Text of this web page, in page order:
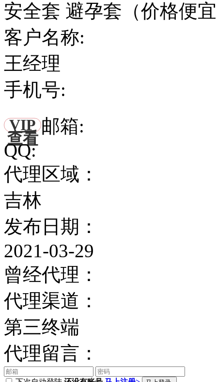
安全套 避孕套（价格便
客户名称:
王经理
手机号:
VIP
查看
邮箱:
QQ:
代理区域：
吉林
发布日期：
2021-03-29
曾经代理：
代理渠道：
第三终端
代理留言：